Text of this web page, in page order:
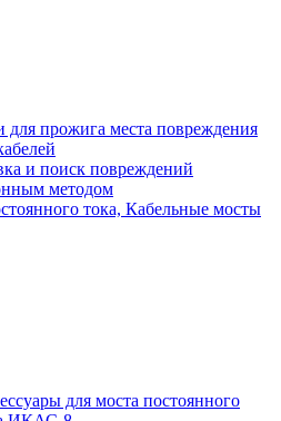
для прожига места повреждения
и поиск повреждений
методом
тока, Кабельные мосты
для моста постоянного